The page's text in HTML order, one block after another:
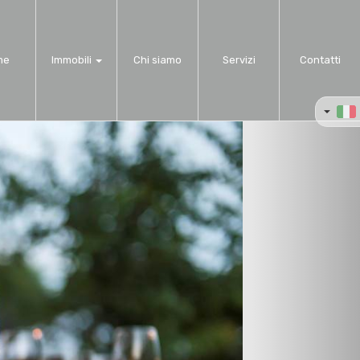
Immobili Chi siamo Servizi Contatti
Next